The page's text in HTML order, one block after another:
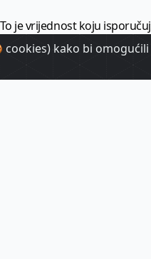
To je vrijednost koju
kako bi